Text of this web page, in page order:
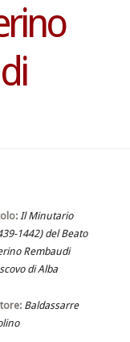
Il Minutario
1442) del Beato
Rembaudi
di Alba
Baldassarre